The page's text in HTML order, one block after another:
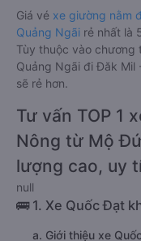
Giá vé xe giường nằm
Quảng Ngãi rẻ nhất là
Tùy thuộc vào chương
Quảng Ngãi đi Đăk
sẽ rẻ hơn.
Tư vấn TOP 1
Nông từ Mộ
lượng cao, uy
null
🚌 1. Xe Quốc Đạt
a. Giới thiệu xe